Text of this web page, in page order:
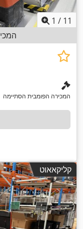
1 / 11
המכירה הפומבית הסתיימה
קליקאאוט